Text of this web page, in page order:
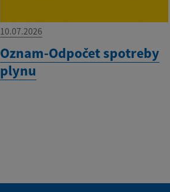
10.07.2026
Oznam-Odpočet spotreby
plynu